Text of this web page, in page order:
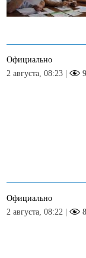
Официально
2 августа, 08:23 |
Официально
2 августа, 08:22 |